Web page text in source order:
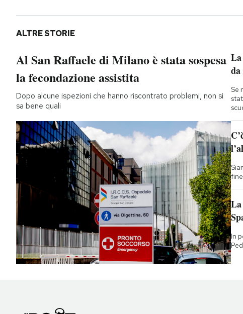
ALTRE STORIE
Al San Raffaele di Milano è stata sospesa
la fecondazione assistita
Dopo alcune ispezioni che hanno riscontrato problemi, non si
sa bene quali
da
Se
La
In